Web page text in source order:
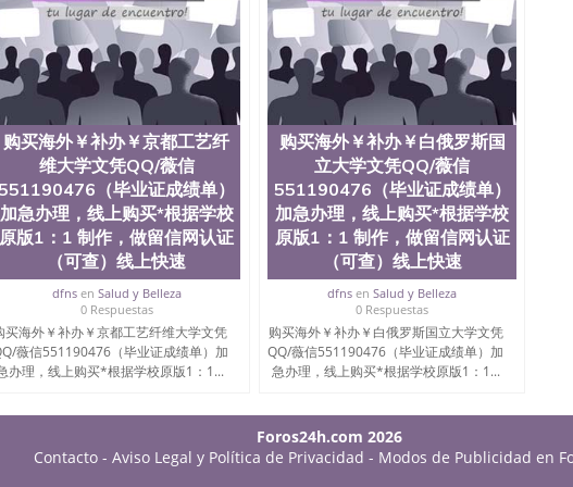
购买海外￥补办￥京都工艺纤
维大学文凭QQ/薇信
（毕业证成绩单）
加急办理，线上购买*根据学校
原版1：1 制作，做留信网认证
（可查）线上快速
dfnsen Salud y Belleza
0 Respuestas
买海外￥补办￥京都工艺纤维大学文凭
薇信551190476（毕业证成绩单）加
办理，线上购买*根据学校原版1：1...
购买海外￥补办￥白俄罗斯国
立大学文凭QQ/薇信
551190476（毕业证成绩单）
加急办理，线上购买*根据学校
原版1：1 制作，做留信网认证
（可查）线上快速
dfns enSalud y Belleza
0 Respuestas
购买海外￥补办￥白俄罗斯国立大学文凭
QQ/薇信551190476（毕业证成绩单）加
急办理，线上购买*根据学校原版1：1...
Foros24h.com 2026
Contacto - Aviso Legal y Política de Privacidad - Modos de Publicidad en